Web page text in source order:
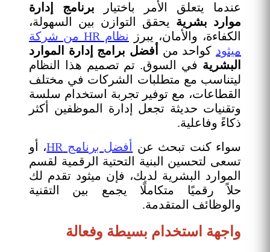
عندما يتعلق الأمر باختيار برنامج إدارة
موارد بشرية يحقق التوازن بين السهولة،
الكفاءة، والأمان، يبرز
نظام HR من شركة
ميثود كواحد من
أفضل برامج إدارة الموارد
البشرية في السوق. تم تصميم هذا النظام
ليتناسب مع متطلبات الشركات في مختلف
القطاعات، مع توفير تجربة استخدام سلسة
وتقنيات حديثة تجعل إدارة الموظفين أكثر
ذكاءً وفاعلية.
سواء كنت تبحث عن
أفضل برنامج HR
، أو
تسعى لتحسين البنية التحتية الرقمية لقسم
الموارد البشرية لديك، فإن ميثود تقدم لك
حلاً رقميًا متكاملًا يجمع بين التقنية
والوظائف المتقدمة.
واجهة استخدام بسيطة وفعالة